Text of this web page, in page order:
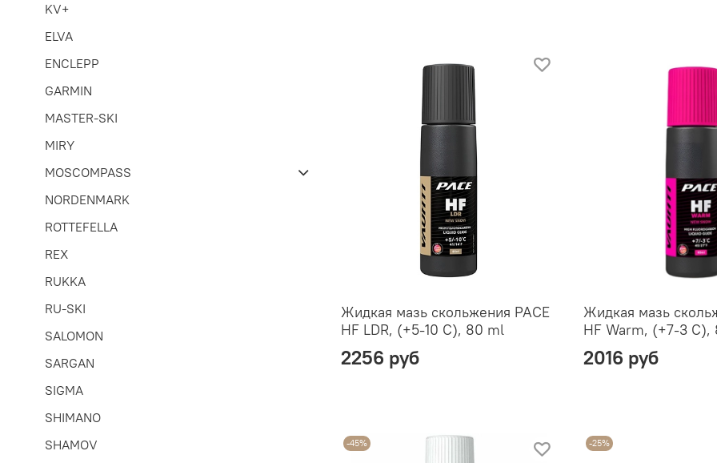
Жидкая мазь скольжения PACE
HF LDR, (+5-10 C), 80 ml
2256 руб
Жидкая мазь
HF Warm, (+7-3
2016 руб
-45% -25%
KV+
ELVA
ENCLEPP
GARMIN
MASTER-SKI
MIRY
MOSCOMPASS
NORDENMARK
ROTTEFELLA
REX
RUKKA
RU-SKI
SALOMON
SARGAN
SIGMA
SHIMANO
SHAMOV